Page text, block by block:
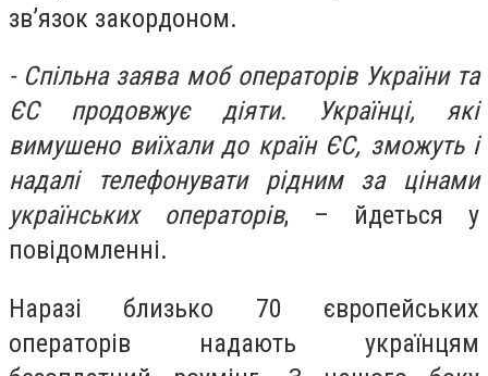
звʼязок закордоном.
- Спільна заява моб операторів України та
ЄС продовжує діяти. Українці, які
вимушено виїхали до країн ЄС, зможуть і
надалі телефонувати рідним за цінами
українських операторів, – йдеться у
повідомленні.
Наразі близько 70 європейських
операторів надають українцям